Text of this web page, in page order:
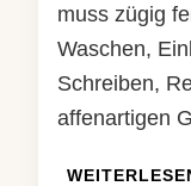
muss zügig
Waschen,
Schreiben,
affenartigen